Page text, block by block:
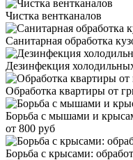
Чистка вентканалов
Санитарная обработка
Дезинфекция
Обработка квартиры от
Борьба с мышами и
от 800 руб
Борьба с крысами: